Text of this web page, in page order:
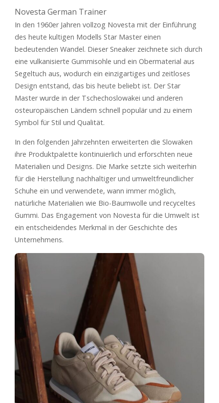
Novesta German Trainer
In den 1960er Jahren vollzog Novesta mit der Einführung
des heute kultigen Modells Star Master einen
bedeutenden Wandel. Dieser Sneaker zeichnete sich durch
eine vulkanisierte Gummisohle und ein Obermaterial aus
Segeltuch aus, wodurch ein einzigartiges und zeitloses
Design entstand, das bis heute beliebt ist. Der Star
Master wurde in der Tschechoslowakei und anderen
osteuropäischen Ländern schnell populär und zu einem
Symbol für Stil und Qualität.
In den folgenden Jahrzehnten erweiterten die Slowaken
ihre Produktpalette kontinuierlich und erforschten neue
Materialien und Designs. Die Marke setzte sich weiterhin
für die Herstellung nachhaltiger und umweltfreundlicher
Schuhe ein und verwendete, wann immer möglich,
natürliche Materialien wie Bio-Baumwolle und recyceltes
Gummi. Das Engagement von Novesta für die Umwelt ist
ein entscheidendes Merkmal in der Geschichte des
Unternehmens.